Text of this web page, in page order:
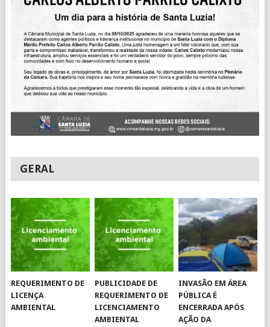
GERAL
REQUERIMENTO DE
LICENÇA
AMBIENTAL
PUBLICIDADE DE
REQUERIMENTO DE
LICENCIAMENTO
AMBIENTAL
INVASÃO EM ÁREA
PÚBLICA É
ENCERRADA APÓS
AÇÃO DA